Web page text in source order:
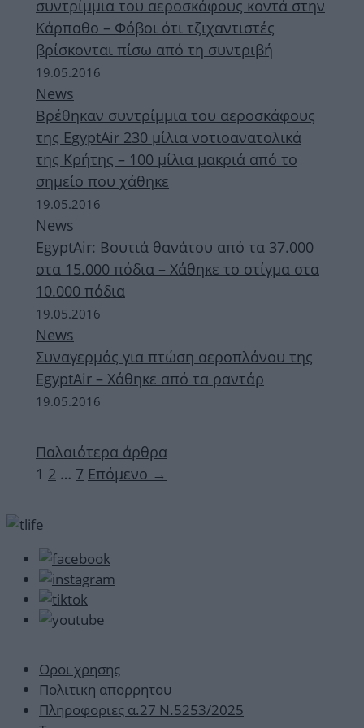
συντρίμμια του αεροσκάφους κοντά στην
Κάρπαθο – Φόβοι ότι τζιχαντιστές
βρίσκονται πίσω από τη συντριβή
19.05.2016
News
Βρέθηκαν συντρίμμια του αεροσκάφους
της EgyptAir 230 μίλια νοτιοανατολικά
της Κρήτης – 100 μίλια μακριά από το
σημείο που χάθηκε
19.05.2016
News
EgyptAir: Βουτιά θανάτου από τα 37.000
στα 15.000 πόδια – Χάθηκε το στίγμα στα
10.000 πόδια
19.05.2016
News
Συναγερμός για πτώση αεροπλάνου της
EgyptAir – Χάθηκε από τα ραντάρ
19.05.2016
Παλαιότερα άρθρα
Σελίδα
1 Σελίδα
2 … Σελίδα
7 Επόμενο →
Οροι χρησης
Πολιτικη απορρητου
Πληροφοριες α.27 Ν.5253/2025